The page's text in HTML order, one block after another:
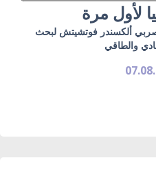
لأول مرة
ألكسندر فوتشيتش لبحث
والطاقي